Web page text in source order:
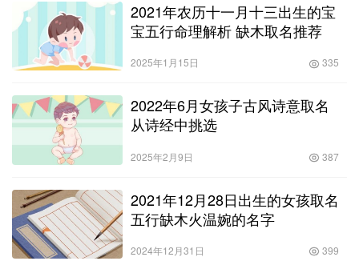
2021年农历十一月十三出生的宝
宝五行命理解析 缺木取名推荐
2025年1月15日 335
2022年6月女孩子古风诗意取名
从诗经中挑选
2025年2月9日 387
2021年12月28日出生的女孩取名
五行缺木火温婉的名字
2024年12月31日 399